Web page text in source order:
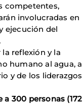
competentes,
involucradas en
ejecución del
reflexión y la
humano al agua, a
y de los liderazgos
300 personas (172